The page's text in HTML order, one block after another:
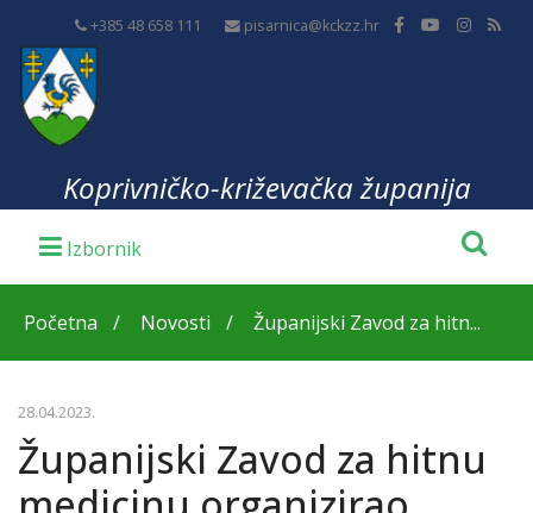
+385 48 658 111 pisarnica@kckzz.hr
Koprivničko-križevačka županija
Početna Novosti Županijski Zavod za hitn...
28.04.2023.
Županijski Zavod za hitnu